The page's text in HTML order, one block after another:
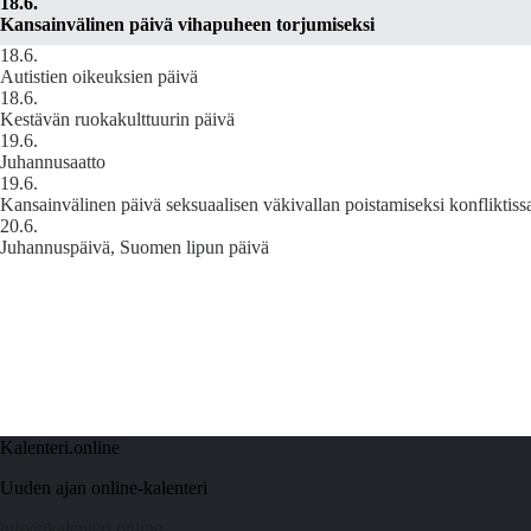
Kansainvälinen päivä vihapuheen torjumiseksi
18.6.
Autistien oikeuksien päivä
18.6.
Kestävän ruokakulttuurin päivä
19.6.
Juhannusaatto
19.6.
Kansainvälinen päivä seksuaalisen väkivallan poistamiseksi
20.6.
Juhannuspäivä, Suomen lipun päivä
Kalenteri.online
Uuden ajan online-kalenteri